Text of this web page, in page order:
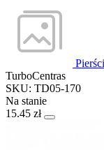
TurboCentras
SKU: TD05-170
Na stanie
15.45 zł